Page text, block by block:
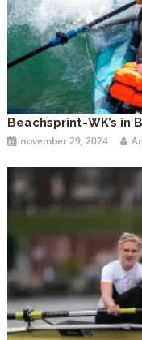
Beachsprint-WK’s in
november 29, 2024